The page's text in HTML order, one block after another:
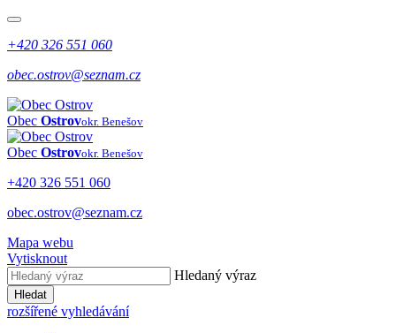
+420 326 551 060
obec.ostrov@seznam.cz
Obec Ostrovokr. Benešov
Obec Ostrovokr. Benešov
+420 326 551 060
obec.ostrov@seznam.cz
Mapa webu
Vytisknout
Hledaný výraz
Hledat
rozšířené vyhledávání